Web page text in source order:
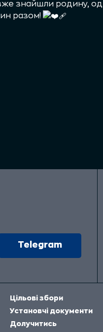
знайшли родину,
разом!
Telegram
Цільові збори
Установчі документи
Долучитись